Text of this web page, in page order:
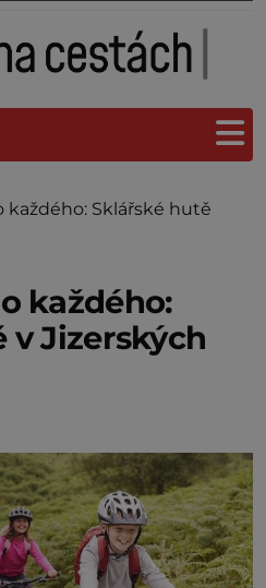
každého: Sklářské hutě
každého:
v Jizerských